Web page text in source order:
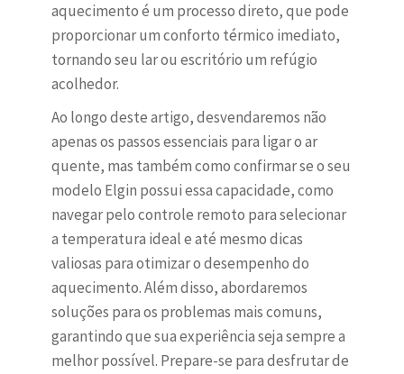
aquecimento é um processo direto, que pode
proporcionar um conforto térmico imediato,
tornando seu lar ou escritório um refúgio
acolhedor.
Ao longo deste artigo, desvendaremos não
apenas os passos essenciais para ligar o ar
quente, mas também como confirmar se o seu
modelo Elgin possui essa capacidade, como
navegar pelo controle remoto para selecionar
a temperatura ideal e até mesmo dicas
valiosas para otimizar o desempenho do
aquecimento. Além disso, abordaremos
soluções para os problemas mais comuns,
garantindo que sua experiência seja sempre a
melhor possível. Prepare-se para desfrutar de